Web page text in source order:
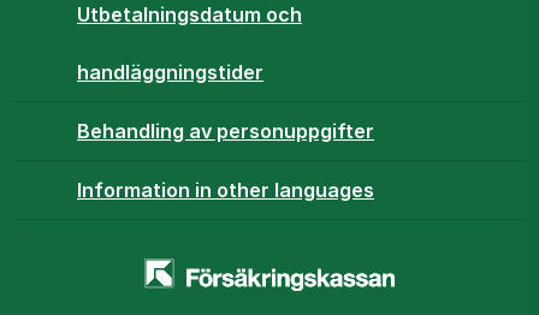
Utbetalningsdatum och
handläggningstider
Behandling av personuppgifter
Information in other languages
Startsidan